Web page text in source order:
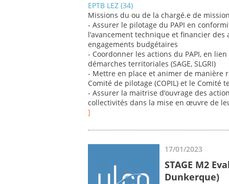
EPTB LEZ (34)
Missions du ou de la chargé.e de
- Assurer le pilotage du PAPI en
l’avancement technique et financier
engagements budgétaires
- Coordonner les actions du PAPI, en
démarches territoriales (SAGE, SLGRI)
- Mettre en place et animer de manière
Comité de pilotage (COPIL) et le Comité
- Assurer la maitrise d’ouvrage des
collectivités dans la mise en œuvre de
]
17/01/2023
STAGE M2
Dunkerque)